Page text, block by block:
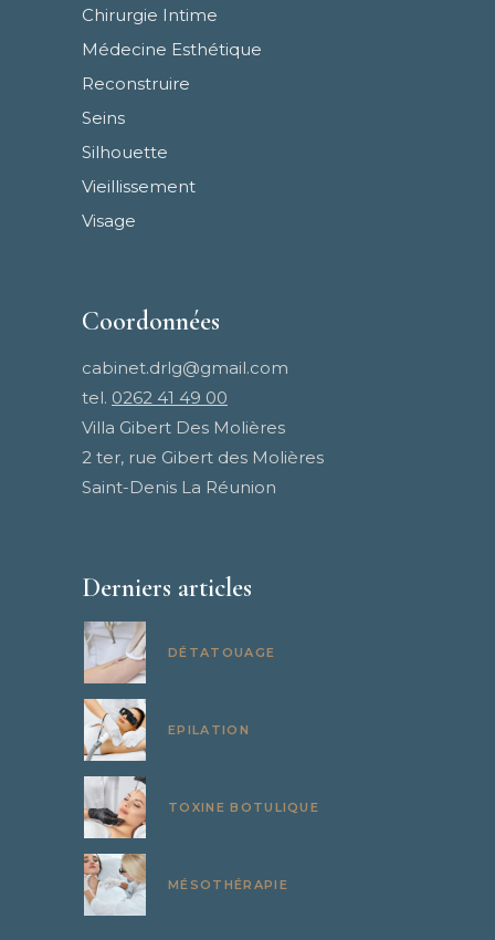
Chirurgie Intime
Médecine Esthétique
Reconstruire
Seins
Silhouette
Vieillissement
Visage
Coordonnées
cabinet.drlg@gmail.com
tel. 0262 41 49 00
Villa Gibert Des Molières
2 ter, rue Gibert des Molières
Saint-Denis La Réunion
Derniers articles
DÉTATOUAGE
EPILATION
TOXINE BOTULIQUE
MÉSOTHÉRAPIE